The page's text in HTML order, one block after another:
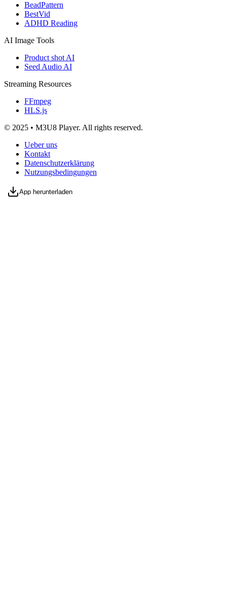
BeadPattern
BestVid
ADHD Reading
AI Image Tools
Product shot AI
Seed Audio AI
Streaming Resources
FFmpeg
HLS.js
© 2025 • M3U8 Player. All rights reserved.
Ueber uns
Kontakt
Datenschutzerklärung
Nutzungsbedingungen
App herunterladen